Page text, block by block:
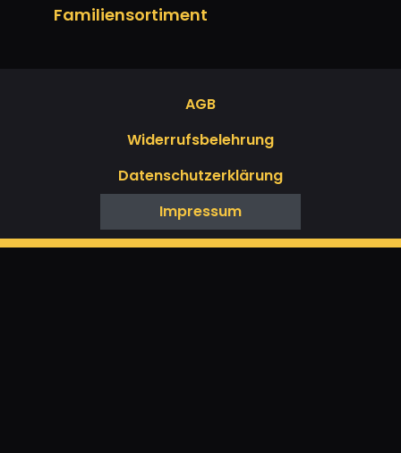
Familiensortiment
AGB
Widerrufsbelehrung
Datenschutzerklärung
Impressum